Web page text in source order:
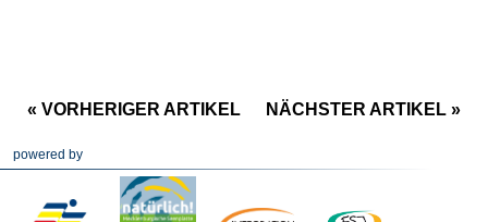
NÄCHSTER ARTIKEL »
« VORHERIGER ARTIKEL
powered by